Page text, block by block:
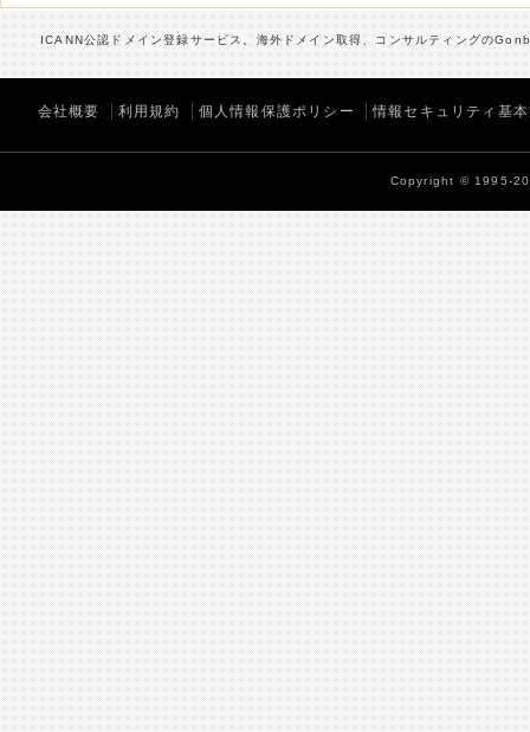
ICANN公認ドメイン登録サービス。海外ドメイン取得、コンサルティングの
会社概要 利用規約 個人情報保護ポリシー 情報セキュリティ基
Copyright © 1995-